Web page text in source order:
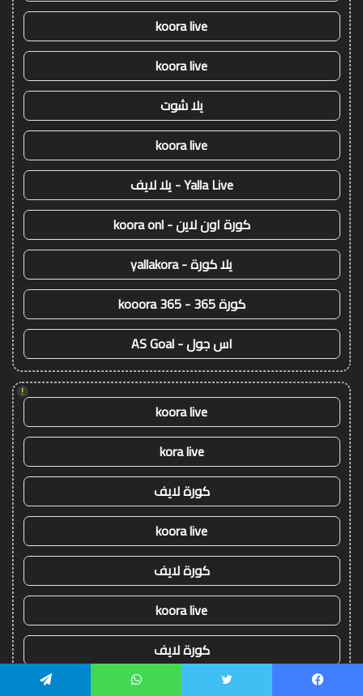
koora live
koora live
يلا شوت
koora live
Yalla Live - يلا لايف
كورة اون لاين - koora onl
يلا كورة - yallakora
كورة 365 - kooora 365
اس جول - AS Goal
!
koora live
kora live
كورة لايف
koora live
كورة لايف
koora live
كورة لايف